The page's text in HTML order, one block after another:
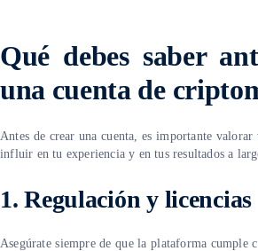
Qué debes saber
una cuenta de
Antes de crear una cuenta, es importante valorar
influir en tu experiencia y en tus resultados a
1.Regulación y licencias
Asegúrate siempre de que la plataforma cumple